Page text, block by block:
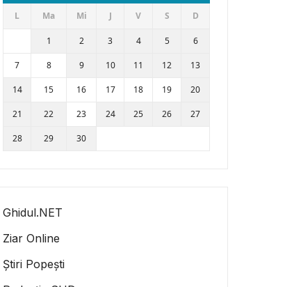
L Ma Mi J V S D
1 2 3 4 5 6
7 8 9 10 11 12 13
14 15 16 17 18 19 20
21 22 23 24 25 26 27
28 29 30
Ghidul.NET
Ziar Online
Știri Popești